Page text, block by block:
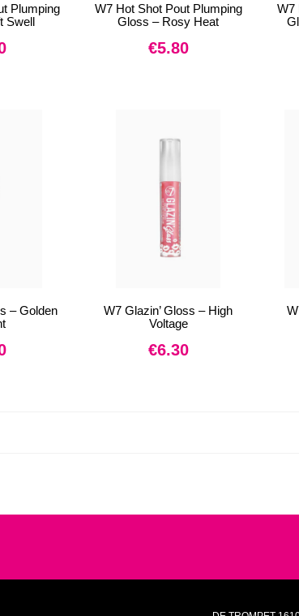
Plumping
Swell
W7 Hot Shot Pout Plumping
Gloss – Rosy Heat
€5.80
W7
– Golden
W7 Glazin’ Gloss – High
Voltage
€6.30